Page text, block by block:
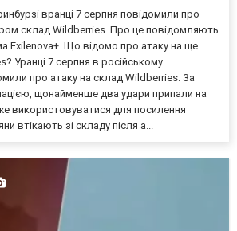
вранці 7 серпня повідомили про
склад Wildberries. Про це повідомляють
Exilenova+. Що відомо про атаку на ще
Уранці 7 серпня в російському
про атаку на склад Wildberries. За
щонайменше два удари припали на
використовуватися для посилення
втікають зі складу після а...